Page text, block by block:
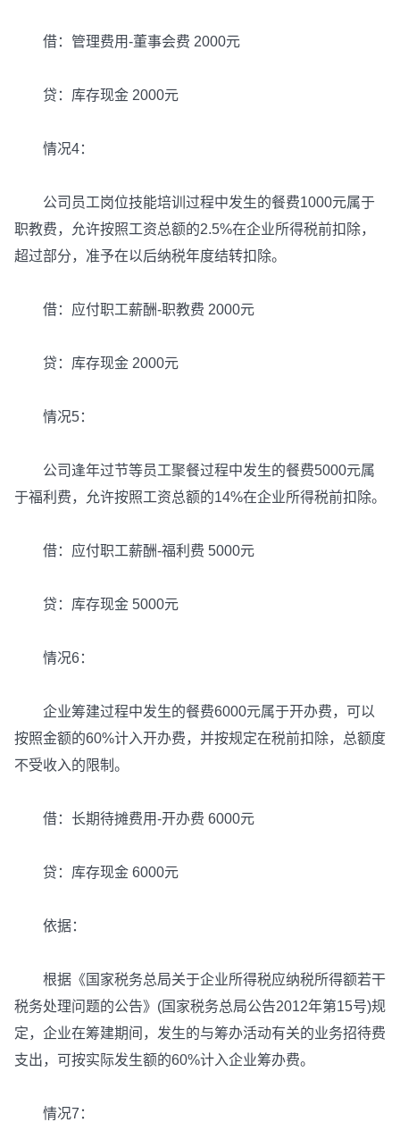
借：管理费用-董事会费 2000元
贷：库存现金 2000元
情况4：
公司员工岗位技能培训过程中发生的餐费1000元属于
职教费，允许按照工资总额的2.5%在企业所得税前扣除，
超过部分，准予在以后纳税年度结转扣除。
借：应付职工薪酬-职教费 2000元
贷：库存现金 2000元
情况5：
公司逢年过节等员工聚餐过程中发生的餐费5000元属
于福利费，允许按照工资总额的14%在企业所得税前扣除。
借：应付职工薪酬-福利费 5000元
贷：库存现金 5000元
情况6：
企业筹建过程中发生的餐费6000元属于开办费，可以
按照金额的60%计入开办费，并按规定在税前扣除，总额度
不受收入的限制。
借：长期待摊费用-开办费 6000元
贷：库存现金 6000元
依据：
根据《国家税务总局关于企业所得税应纳税所得额若干
税务处理问题的公告》(国家税务总局公告2012年第15号)规
定，企业在筹建期间，发生的与筹办活动有关的业务招待费
支出，可按实际发生额的60%计入企业筹办费。
情况7：